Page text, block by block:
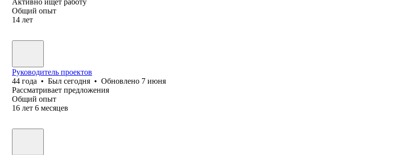
Общий опыт
14 лет
Руководитель проектов
44 года • Был сегодня • Обновлено 7 июня
Рассматривает предложения
Общий опыт
16 лет 6 месяцев